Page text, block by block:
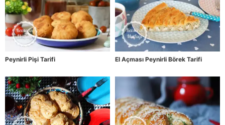
Peynirli Pişi Tarifi El Açması Peynirli Börek Tarifi